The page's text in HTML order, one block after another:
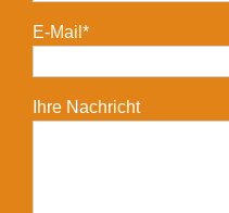
E-Mail*
Ihre Nachricht